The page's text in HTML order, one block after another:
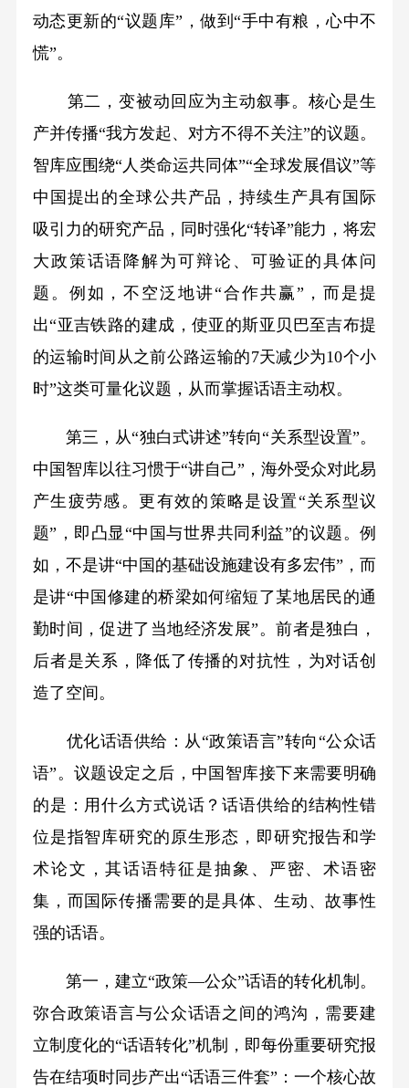
动态更新的“议题库”，做到“手中有粮，心中不
慌”。
第二，变被动回应为主动叙事。核心是生
产并传播“我方发起、对方不得不关注”的议题。
智库应围绕“人类命运共同体”“全球发展倡议”等
中国提出的全球公共产品，持续生产具有国际
吸引力的研究产品，同时强化“转译”能力，将宏
大政策话语降解为可辩论、可验证的具体问
题。例如，不空泛地讲“合作共赢”，而是提
出“亚吉铁路的建成，使亚的斯亚贝巴至吉布提
的运输时间从之前公路运输的7天减少为10个小
时”这类可量化议题，从而掌握话语主动权。
第三，从“独白式讲述”转向“关系型设置”。
中国智库以往习惯于“讲自己”，海外受众对此易
产生疲劳感。更有效的策略是设置“关系型议
题”，即凸显“中国与世界共同利益”的议题。例
如，不是讲“中国的基础设施建设有多宏伟”，而
是讲“中国修建的桥梁如何缩短了某地居民的通
勤时间，促进了当地经济发展”。前者是独白，
后者是关系，降低了传播的对抗性，为对话创
造了空间。
优化话语供给：从“政策语言”转向“公众话
语”。议题设定之后，中国智库接下来需要明确
的是：用什么方式说话？话语供给的结构性错
位是指智库研究的原生形态，即研究报告和学
术论文，其话语特征是抽象、严密、术语密
集，而国际传播需要的是具体、生动、故事性
强的话语。
第一，建立“政策—公众”话语的转化机制。
弥合政策语言与公众话语之间的鸿沟，需要建
立制度化的“话语转化”机制，即每份重要研究报
告在结项时同步产出“话语三件套”：一个核心故